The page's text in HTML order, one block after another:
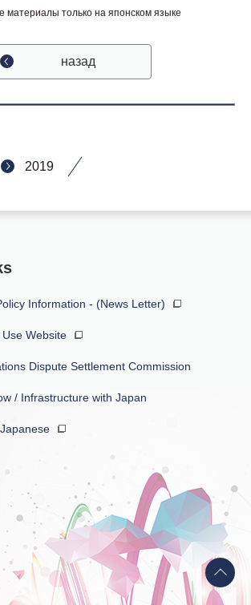
материалы только на японском языке
назад
2019
Information - (News Letter)
Website
Dispute Settlement Commission
/ Infrastructure with Japan
Back
to
top